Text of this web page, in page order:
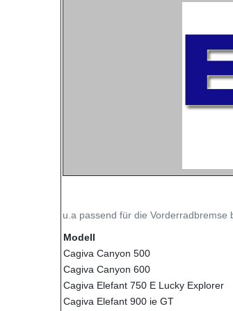
u.a passend für die Vorderradbremse
Modell
Cagiva Canyon 500
Cagiva Canyon 600
Cagiva Elefant 750 E Lucky Explorer
Cagiva Elefant 900 ie GT